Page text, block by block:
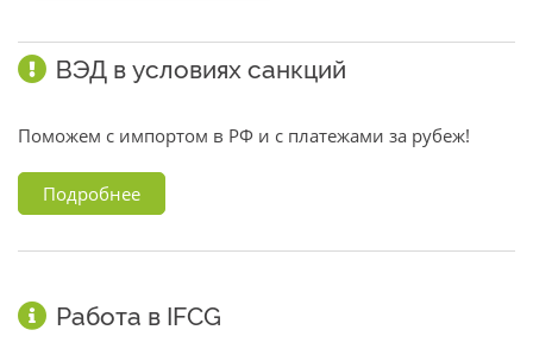
ВЭД в условиях санкций
Поможем с импортом в РФ и с платежами за рубеж!
Подробнее
Работа в IFCG